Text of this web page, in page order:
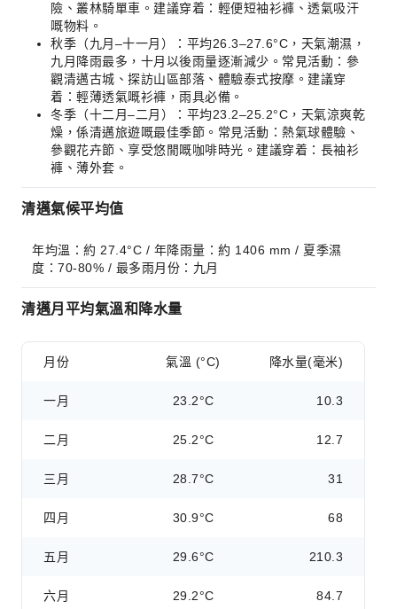
險、叢林騎單車。建議穿着：輕便短袖衫褲、透氣吸汗
嘅物料。
秋季（九月–十一月）：平均26.3–27.6°C，天氣潮濕，
九月降雨最多，十月以後雨量逐漸減少。常見活動：參
觀清邁古城、探訪山區部落、體驗泰式按摩。建議穿
着：輕薄透氣嘅衫褲，雨具必備。
冬季（十二月–二月）：平均23.2–25.2°C，天氣涼爽乾
燥，係清邁旅遊嘅最佳季節。常見活動：熱氣球體驗、
參觀花卉節、享受悠閒嘅咖啡時光。建議穿着：長袖衫
褲、薄外套。
清邁氣候平均值
年均溫：約 27.4°C / 年降雨量：約 1406 mm / 夏季濕
度：70-80% / 最多雨月份：九月
清邁月平均氣溫和降水量
月份 氣溫 (°C) 降水量(毫米)
一月 23.2°C 10.3
二月 25.2°C 12.7
三月 28.7°C 31
四月 30.9°C 68
五月 29.6°C 210.3
六月 29.2°C 84.7